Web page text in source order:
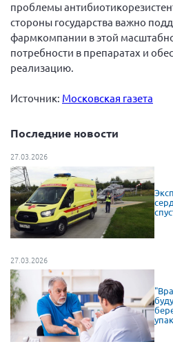
проблемы
стороны государства важно
фармкомпании в этой
потребности в препаратах и
реализацию.
Источник: Московская газета
Последние новости
27.03.2026
27.03.2026